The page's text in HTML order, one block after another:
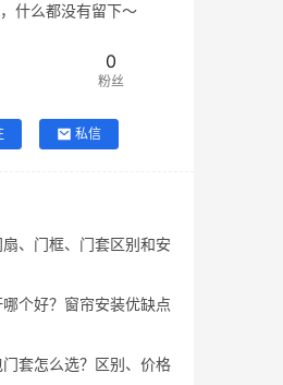
什么都没有留下～
0
粉丝
私信
、门框、门套区别和安
个好？窗帘安装优缺点
套怎么选？区别、价格